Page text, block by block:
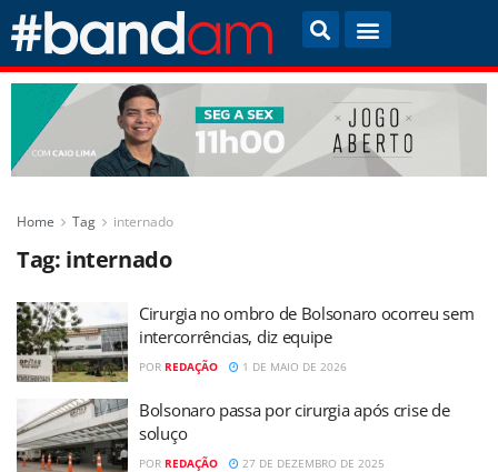
Home Tag internado
Tag: internado
Cirurgia no ombro de Bolsonaro ocorreu sem
intercorrências, diz equipe
POR REDAÇÃO 1 DE MAIO DE 2026
Bolsonaro passa por cirurgia após crise de
soluço
POR REDAÇÃO 27 DE DEZEMBRO DE 2025